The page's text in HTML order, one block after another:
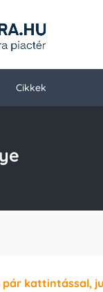
Cikkek
pár kattintással,